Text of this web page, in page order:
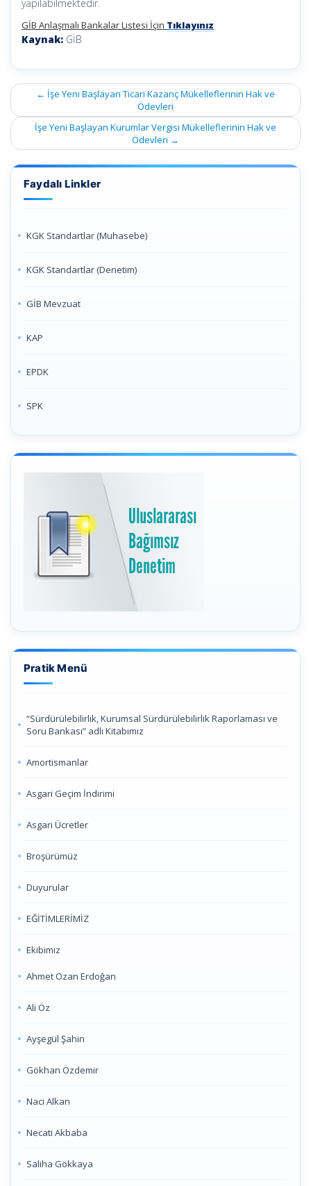
yapılabilmektedir.
GİB Anlaşmalı Bankalar Listesi İçin Tıklayınız
Kaynak: GİB
Post
navigation
← İşe Yeni Başlayan Ticari Kazanç Mükelleflerinin Hak ve
Ödevleri
İşe Yeni Başlayan Kurumlar Vergisi Mükelleflerinin Hak ve
Ödevleri →
Faydalı Linkler
KGK Standartlar (Muhasebe)
KGK Standartlar (Denetim)
GİB Mevzuat
KAP
EPDK
SPK
Pratik Menü
“Sürdürülebilirlik, Kurumsal Sürdürülebilirlik Raporlaması ve
Soru Bankası” adlı Kitabımız
Amortismanlar
Asgari Geçim İndirimi
Asgari Ücretler
Broşürümüz
Duyurular
EĞİTİMLERİMİZ
Ekibimiz
Ahmet Ozan Erdoğan
Ali Öz
Ayşegül Şahin
Gökhan Özdemir
Naci Alkan
Necati Akbaba
Saliha Gökkaya